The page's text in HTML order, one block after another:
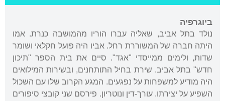
ביוגרפיה
נולד בתל אביב, שאליה עברו הוריו מהמושבה כנרת. אמו
היתה חברה של המשוררת רחל. אביו היה פועל חקלאי ושומר
שדות, ולימים ממייסדי "אגד". סיים את בית הספר "תיכון
חדש" בתל אביב. שירת בחיל התותחנים, ובשירות המילואים
היה מודיע למשפחות על נפגעים. המגע הקרוב שלו עם השכול
השפיע על יצירתו. עורך-דין ונוטריון. פירסם שני קובצי סיפורים